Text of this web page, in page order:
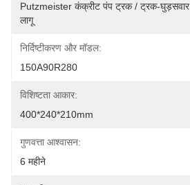
Putzmeister कंक्रीट पंप ट्रक / ट्रक-घुड़सवार
लागू
निर्दिष्टीकरण और मॉडल:
150A90R280
विशिष्टता आकार:
400*240*210mm
गुणवत्ता आश्वासन:
6 महीने